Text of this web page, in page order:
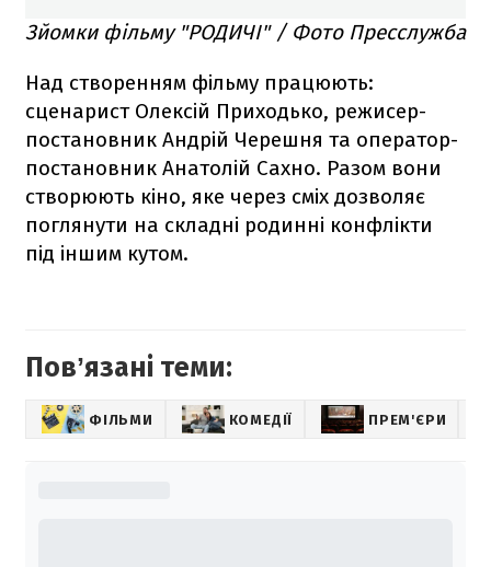
Зйомки фільму "РОДИЧІ" / Фото Пресслужба
Над створенням фільму працюють:
сценарист Олексій Приходько, режисер-
постановник Андрій Черешня та оператор-
постановник Анатолій Сахно. Разом вони
створюють кіно, яке через сміх дозволяє
поглянути на складні родинні конфлікти
під іншим кутом.
Повʼязані теми:
ФІЛЬМИ КОМЕДІЇ ПРЕМ'ЄРИ